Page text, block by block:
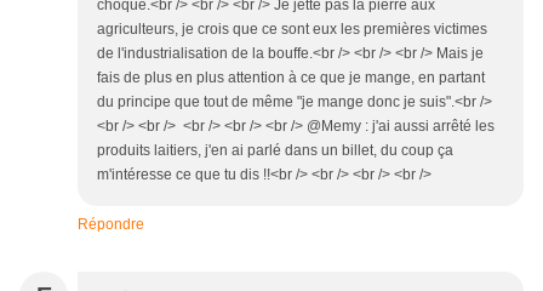
choque.<br /> <br /> <br /> Je jette pas la pierre aux
agriculteurs, je crois que ce sont eux les premières victimes
de l'industrialisation de la bouffe.<br /> <br /> <br /> Mais je
fais de plus en plus attention à ce que je mange, en partant
du principe que tout de même "je mange donc je suis".<br />
<br /> <br /> <br /> <br /> <br /> @Memy : j'ai aussi arrêté les
produits laitiers, j'en ai parlé dans un billet, du coup ça
m'intéresse ce que tu dis !!<br /> <br /> <br /> <br />
Répondre